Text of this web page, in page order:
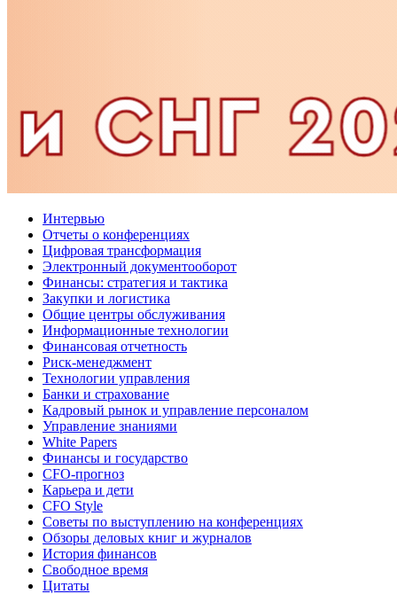
Интервью
Отчеты о конференциях
Цифровая трансформация
Электронный документооборот
Финансы: стратегия и тактика
Закупки и логистика
Общие центры обслуживания
Информационные технологии
Финансовая отчетность
Риск-менеджмент
Технологии управления
Банки и страхование
Кадровый рынок и управление персоналом
Управление знаниями
White Papers
Финансы и государство
CFO-прогноз
Карьера и дети
CFO Style
Советы по выступлению на конференциях
Обзоры деловых книг и журналов
История финансов
Свободное время
Цитаты